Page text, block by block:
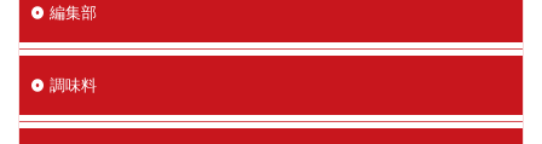
編集部
調味料